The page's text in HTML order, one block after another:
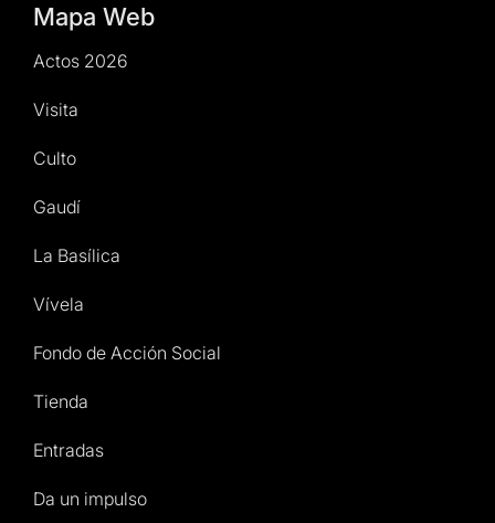
Mapa Web
Actos 2026
Visita
Culto
Gaudí
La Basílica
Vívela
Fondo de Acción Social
Tienda
Entradas
Da un impulso